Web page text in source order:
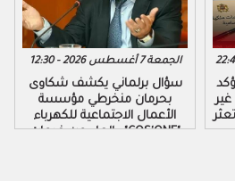
الجمعة 7 أغسطس 2026 - 12:30
سؤال برلماني يكشف شكاوى
بحرمان منخرطي مؤسسة
الأعمال الاجتماعية للكهرباء
والماء من خدمات "COS'ONE"